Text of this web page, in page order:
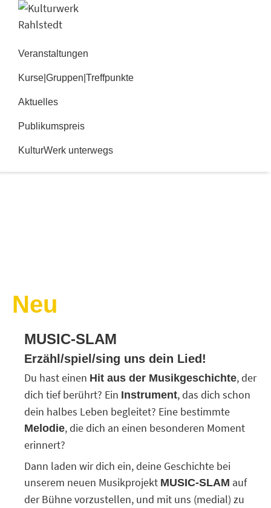
Hauptnavigation
Zum
Inhalt
Rahlstedt
Veranstaltungen
Kurse|Gruppen|Treffpunkte
Aktuelles
Publikumspreis
KulturWerk unterwegs
Neu
MUSIC-SLAM
Erzähl/spiel/sing uns dein Lied!
Du hast einen Hit aus der Musikgeschichte, der
dich tief berührt? Ein Instrument, das dich schon
dein halbes Leben begleitet? Eine bestimmte
Melodie, die dich an einen besonderen Moment
erinnert?
Dann laden wir dich ein, deine Geschichte bei
unserem neuen Musikprojekt MUSIC-SLAM auf
der Bühne vorzustellen, und mit uns (medial) zu